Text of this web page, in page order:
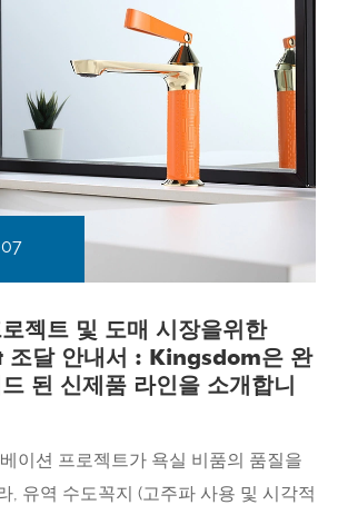
젝트 및 도매 시장을위한
조달 안내서 : Kingsdom은 완
된 신제품 라인을 소개합니
이션 프로젝트가 욕실 비품의 품질을
, 유역 수도꼭지 (고주파 사용 및 시각적